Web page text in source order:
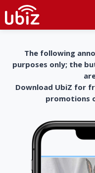
The following
purposes only; the
Download UbiZ for
promotions